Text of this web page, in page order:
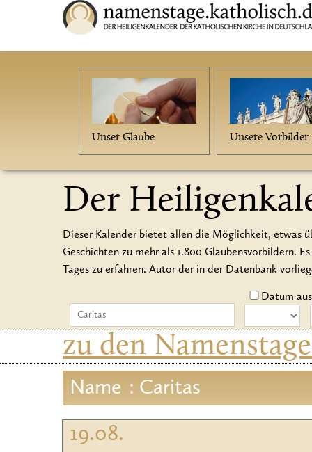
Unser Glaube Unsere Vorbilder
Der
Dieser Kalender bietet allen die Möglichkeit, etwas
Geschichten zu mehr als 1.800 Glaubensvorbildern.
Tages zu erfahren. Autor der in der Datenbank
Datum
zu den
Name : Caritas
19.08.